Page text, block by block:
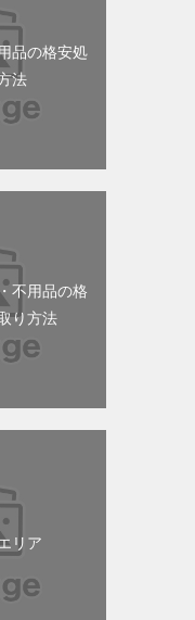
品の格安処
法
不用品の格
り方法
リア